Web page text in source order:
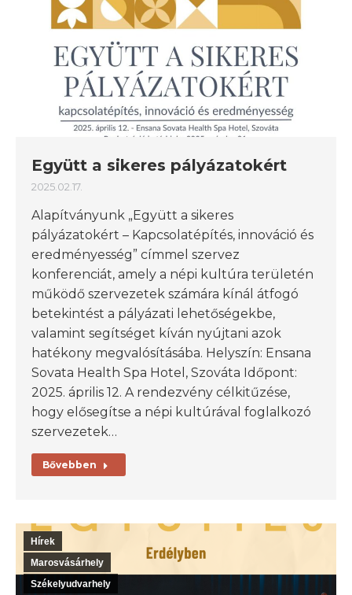
Együtt a sikeres pályázatokért
2025.02.17.
Alapítványunk „Együtt a sikeres
pályázatokért – Kapcsolatépítés, innováció és
eredményesség” címmel szervez
konferenciát, amely a népi kultúra területén
működő szervezetek számára kínál átfogó
betekintést a pályázati lehetőségekbe,
valamint segítséget kíván nyújtani azok
hatékony megvalósításába. Helyszín: Ensana
Sovata Health Spa Hotel, Szováta Időpont:
2025. április 12. A rendezvény célkitűzése,
hogy elősegítse a népi kultúrával foglalkozó
szervezetek…
Bővebben
Hírek
Marosvásárhely
Székelyudvarhely